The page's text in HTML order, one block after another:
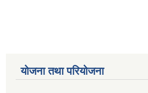
योजना तथा परियोजना